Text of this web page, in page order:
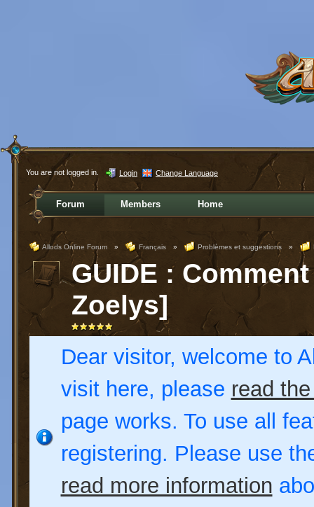
You are not logged in. Login Change Language
Forum Members Home
Allods Online Forum » Français » Problèmes et suggestions »
GUIDE :
Zoelys]
Dear visitor, welcome to
visit here, please read
page works. To use all
registering. Please use
read more information